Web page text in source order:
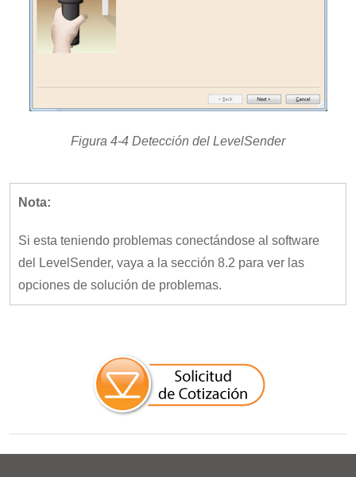
Figura 4-4 Detección del LevelSender
Nota:
Si esta teniendo problemas conectándose al software
del LevelSender, vaya a la sección 8.2 para ver las
opciones de solución de problemas.